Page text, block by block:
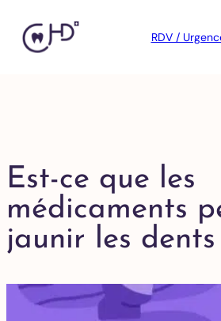
RDV /
Est-ce que les
médicaments
jaunir les dents